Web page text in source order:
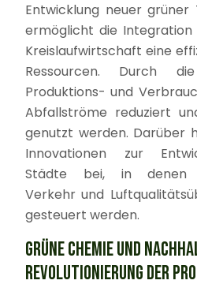
Entwicklung neuer grüner
ermöglicht die Integration
Kreislaufwirtschaft eine
Ressourcen. Durch
Produktions- und
Abfallströme reduziert
genutzt werden. Darüber
Innovationen zur
Städte bei, in denen
Verkehr und
gesteuert werden.
GRÜNE CHEMIE UND
REVOLUTIONIERUNG DER